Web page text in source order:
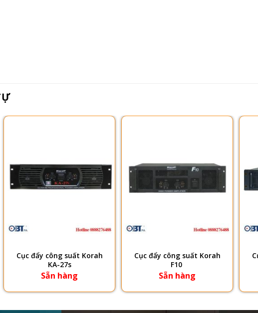
Cục đẩy công suất Korah
KA-27s
Sẵn hàng
Cục đẩy công suất Korah
F10
Sẵn hàng